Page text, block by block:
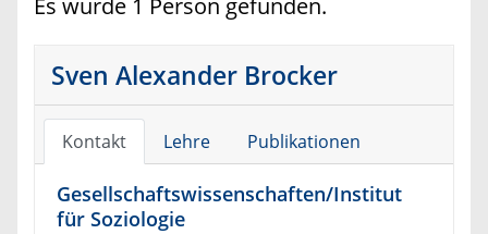
Es wurde 1 Person gefunden.
Sven Alexander Brocker
Kontakt Lehre Publikationen
Gesellschaftswissenschaften/Institut
für Soziologie